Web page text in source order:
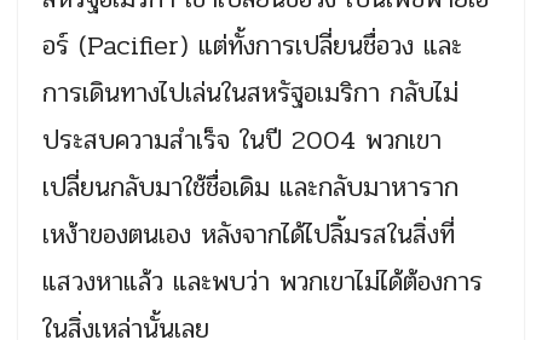
อร์ (Pacifier) แต่ทั้งการเปลี่ยนชื่อวง และ
การเดินทางไปเล่นในสหรัฐอเมริกา กลับไม่
ประสบความสำเร็จ ในปี 2004 พวกเขา
เปลี่ยนกลับมาใช้ชื่อเดิม และกลับมาหาราก
เหง้าของตนเอง หลังจากได้ไปลิ้มรสในสิ่งที่
แสวงหาแล้ว และพบว่า พวกเขาไม่ได้ต้องการ
ในสิ่งเหล่านั้นเลย